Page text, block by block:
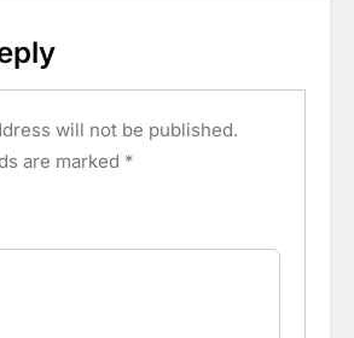
will not be published.
are marked *